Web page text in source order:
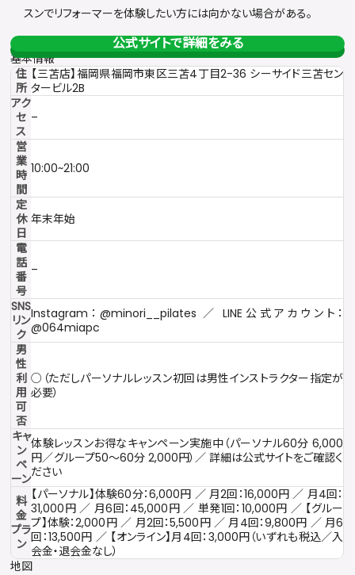
スンでリフォーマーを体験したい方には向かない場合がある。
公式サイトで詳細をみる
基本情報
住
所
【三苫店】福岡県福岡市東区三苫4丁目2-36 シーサイド三苫セン
タービル2B
アク
セ
ス
–
営
業
時
間
10:00~21:00
定
休
日
年末年始
電
話
番
号
–
SNS
リン
ク
Instagram：@minori__pilates ／ LINE公式アカウント：
@064miapc
男
性
利
用
可
否
○（ただしパーソナルレッスン初回は男性インストラクター指定が
必要）
キャ
ン
ペ
ーン
体験レッスンお得なキャンペーン実施中（パーソナル60分 6,000
円／グループ50〜60分 2,000円）／ 詳細は公式サイトをご確認く
ださい
料
金
プラ
ン
【パーソナル】体験60分：6,000円 ／ 月2回：16,000円 ／ 月4回：
31,000円 ／ 月6回：45,000円 ／ 単発1回：10,000円 ／ 【グルー
プ】体験：2,000円 ／ 月2回：5,500円 ／ 月4回：9,800円 ／ 月6
回：13,500円 ／ 【オンライン】月4回：3,000円（いずれも税込／入
会金・退会金なし）
地図